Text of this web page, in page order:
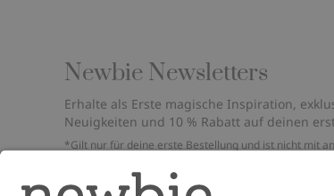
Newbie Newsletters
Erhalte als Erste magische Inspiration,
Neuigkeiten und 10 % Rabatt auf deinen
*Gilt nur für deine erste Bestellung und ist nicht mit
überprüfe deinen Spam-Ordner. Lies unsere
FAQ & Cookie-Richtlinie